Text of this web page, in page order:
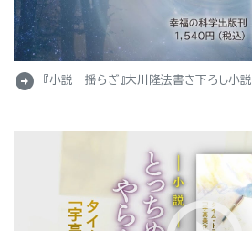
arrow_circle_right 『小説 揺らぎ』大川隆法書き下ろし小説